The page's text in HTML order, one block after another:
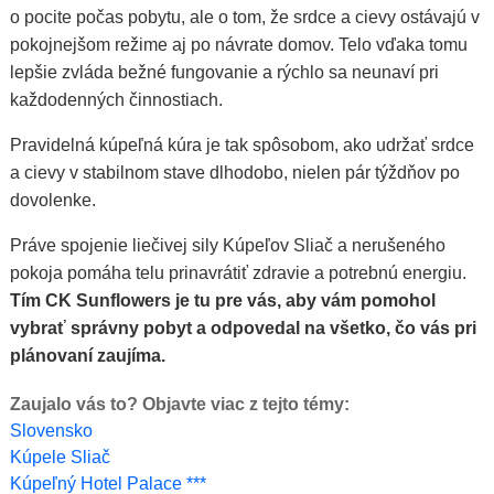
o pocite počas pobytu, ale o tom, že srdce a cievy ostávajú v
pokojnejšom režime aj po návrate domov. Telo vďaka tomu
lepšie zvláda bežné fungovanie a rýchlo sa neunaví pri
každodenných činnostiach.
Pravidelná kúpeľná kúra je tak spôsobom, ako udržať srdce
a cievy v stabilnom stave dlhodobo, nielen pár týždňov po
dovolenke.
Práve spojenie liečivej sily Kúpeľov Sliač a nerušeného
pokoja pomáha telu prinavrátiť zdravie a potrebnú energiu.
Tím CK Sunflowers je tu pre vás, aby vám pomohol
vybrať správny pobyt a odpovedal na všetko, čo vás pri
plánovaní zaujíma.
Zaujalo vás to? Objavte viac z tejto témy:
Slovensko
Kúpele Sliač
Kúpeľný Hotel Palace ***